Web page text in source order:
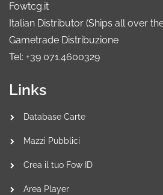
Fowtcg.it
Italian Distributor (Ships all over
Gametrade Distribuzione
Tel: +39 071.4600329
Links
Database Carte
Mazzi Pubblici
Crea il tuo Fow ID
Area Player